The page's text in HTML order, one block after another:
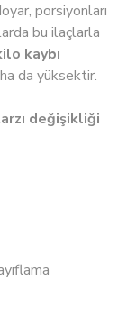
porsiyonları
bu ilaçlarla
kaybı
da yüksektir.
değişikliği